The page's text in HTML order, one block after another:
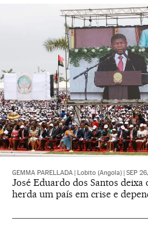
GEMMA PARELLADA Lobito (Angola) SEP
José Eduardo dos Santos
herda um país em crise e